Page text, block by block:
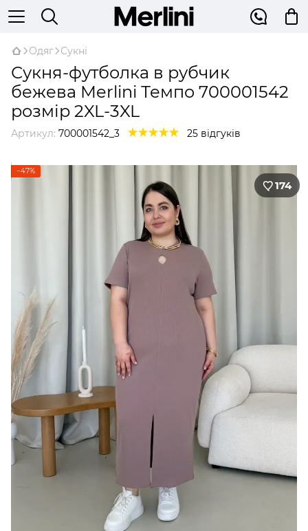
Одяг Сукні
Сукня-футболка в рубчик
бежева Merlini Темпо 700001542
розмір 2XL-3XL
Артикул: 700001542_3 25 відгуків
−47%
174